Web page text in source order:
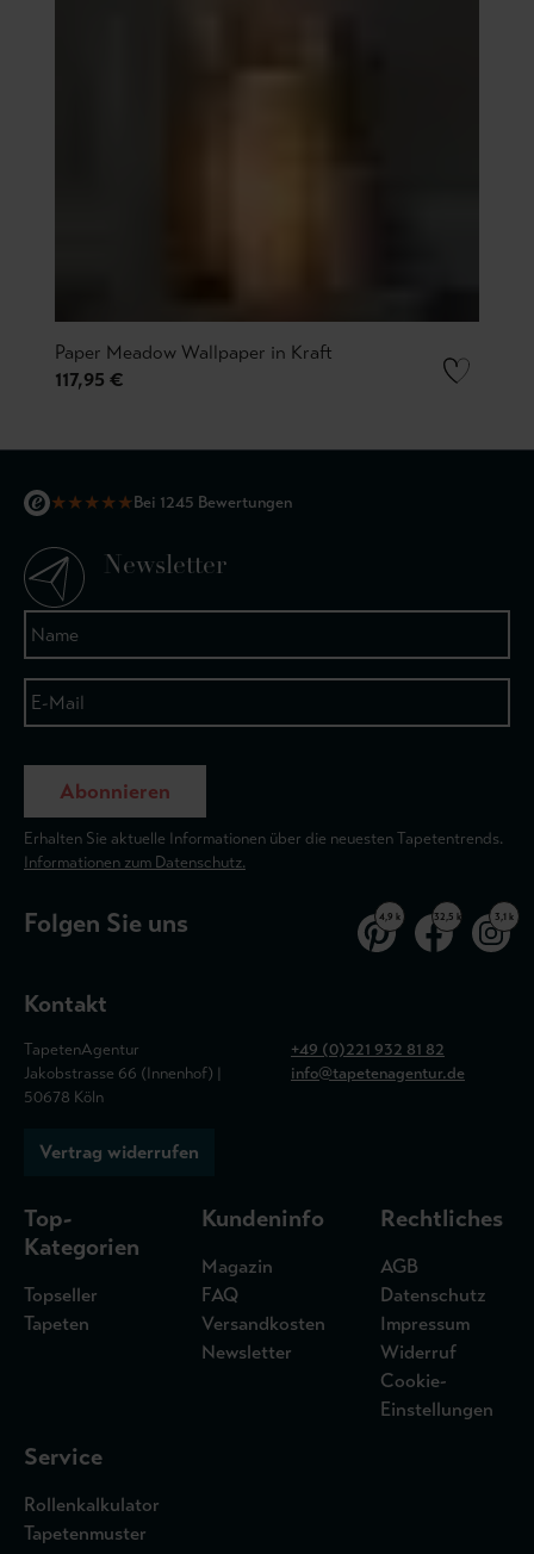
Paper Meadow Wallpaper in Kraft
117,95 €
★★★★★Bei 1245 Bewertungen
Newsletter
Abonnieren
Erhalten Sie aktuelle Informationen über die neuesten Tapetentrends.
Informationen zum Datenschutz.
Folgen Sie uns 4,9 k 32,5 k 3,1 k
Kontakt
TapetenAgentur
Jakobstrasse 66 (Innenhof) |
50678 Köln
+49 (0)221 932 81 82
info@tapetenagentur.de
Vertrag widerrufen
Top-
Kategorien
Topseller
Tapeten
Kundeninfo
Magazin
FAQ
Versandkosten
Newsletter
Rechtliches
AGB
Datenschutz
Impressum
Widerruf
Cookie-
Einstellungen
Service
Rollenkalkulator
Tapetenmuster